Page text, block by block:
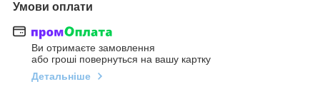
Умови оплати
Ви отримаєте замовлення
або гроші повернуться на вашу картку
Детальніше